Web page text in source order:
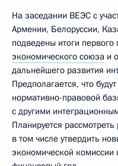
На заседании ВЕЭС с
Армении, Белоруссии,
подведены итоги первого
экономического союза и
дальнейшего развития
Предполагается, что
нормативно-правовой
с другими
Планируется
в том числе утвердить
экономической